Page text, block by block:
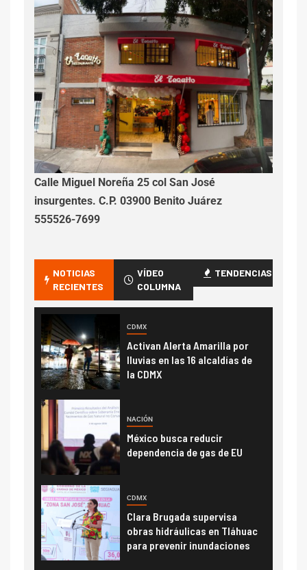
Calle Miguel Noreña 25 col San José
insurgentes. C.P. 03900 Benito Juárez
555526-7699
NOTICIAS
RECIENTES
VÍDEO
COLUMNA
TENDENCIAS
CDMX
Activan Alerta Amarilla por
lluvias en las 16 alcaldías de
la CDMX
NACIÓN
México busca reducir
dependencia de gas de EU
CDMX
Clara Brugada supervisa
obras hidráulicas en Tláhuac
para prevenir inundaciones